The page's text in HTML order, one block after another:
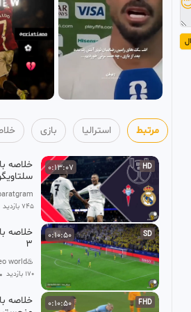
مرتبط استرالیا بازی
HD
0:13:07
سلتاویگو
745 بازدید
SD
0:10:50
3
♨️Video world♨️
170 بازدید •
FHD
0:10:50